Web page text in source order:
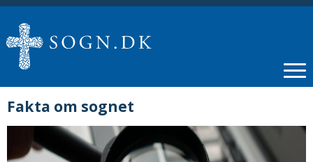
Fakta om sognet